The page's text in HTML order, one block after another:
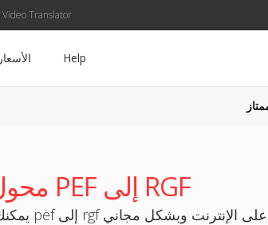
Video Translator
الأسعار Help
محول PEF إلى RGF
يمكنك تحويل ملفات pef إلى rgf على الإنترنت وبشكل مجاني